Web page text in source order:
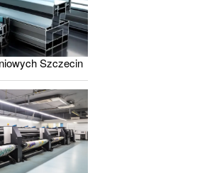
Szczecin